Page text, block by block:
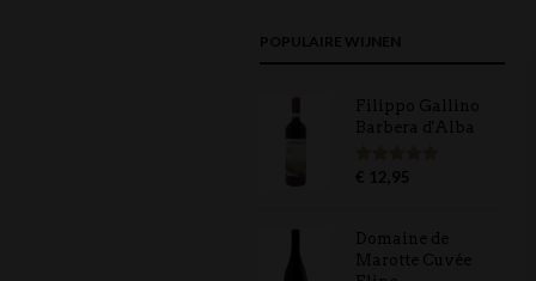
POPULAIRE WIJNEN
Filippo Gallino
Barbera d'Alba
Gewaardeerd
€ 12,95
Domaine de
Marotte Cuvée